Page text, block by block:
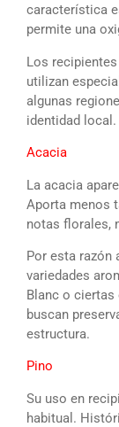
característica
permite una
Los
utilizan
algunas
identidad local.
Acacia
La acacia
Aporta menos
notas florales,
Por esta razón
variedades
Blanc o ciertas
buscan
estructura.
Pino
Su uso en
habitual.